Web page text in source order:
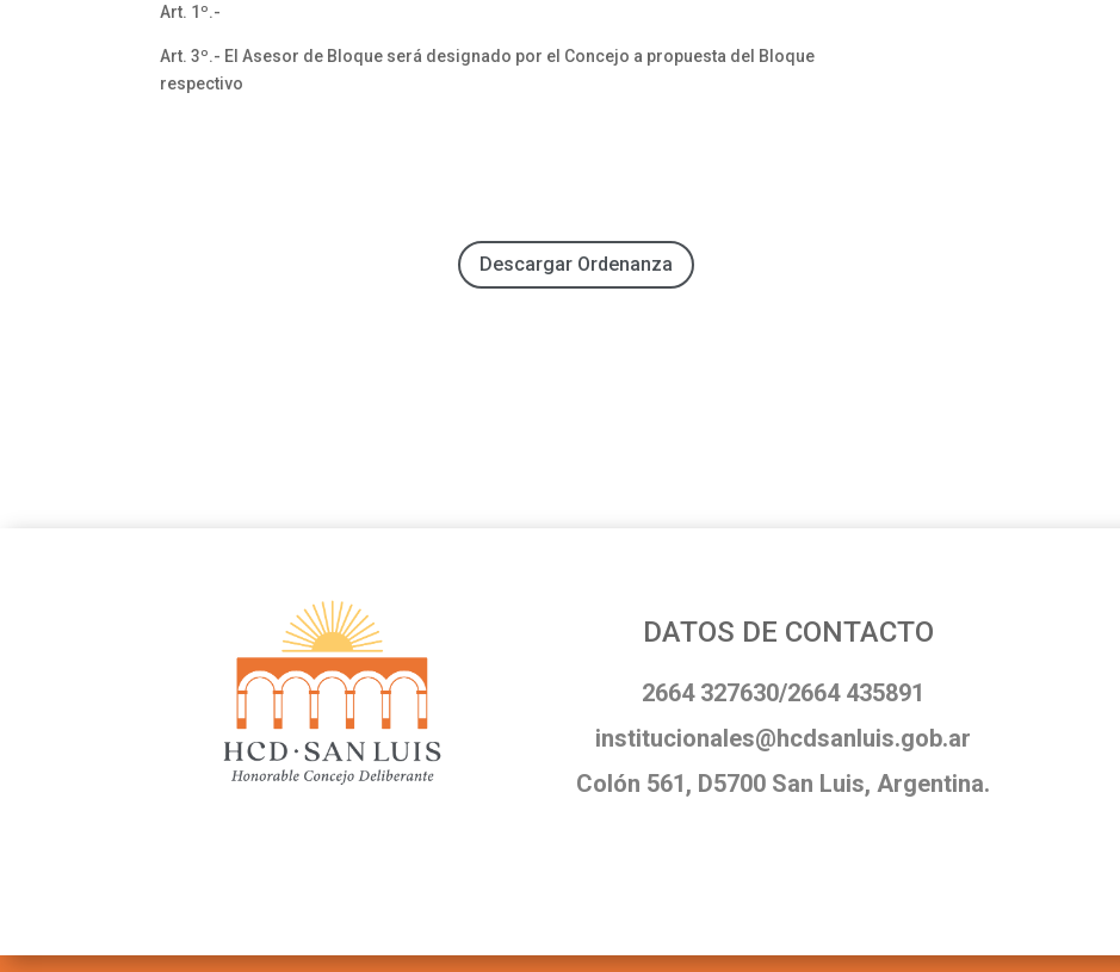
Art. 1º.-
Art. 3º.- El Asesor de Bloque será designado por el Concejo a propuesta del Bloque
respectivo
Descargar Ordenanza
DATOS DE CONTACTO
2664 327630/2664 435891
institucionales@hcdsanluis.gob.ar
Colón 561, D5700 San Luis, Argentina.